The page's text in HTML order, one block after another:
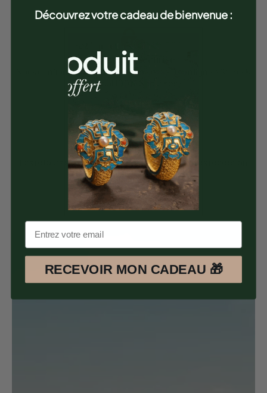
Paiement Sécurisé
Nous confions la gestion de nos paiements en ligne à Stripe &
Paypal 100% Sécurisés.
Satisfait ou Remboursé
Les retours sont possible pendant 30 jours après réception
des articles.
Découvrez votre cadeau de bienvenue :
RECEVOIR MON CADEAU 🎁